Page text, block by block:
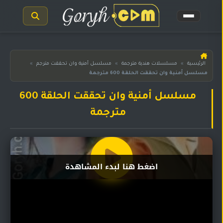
الرئيسية
مسلسلات
المترجمة
مدبلجة
الرئيسية » مسلسلات هندية مترجمة » مسلسل أمنية وان تحققت مترجم
»
مسلسل أمنية وان تحققت الحلقة 600 مترجمة
مسلسل أمنية وان تحققت الحلقة 600
مترجمة
اضغط هنا لبدء المشاهدة